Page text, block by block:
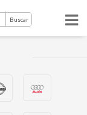
Buscar